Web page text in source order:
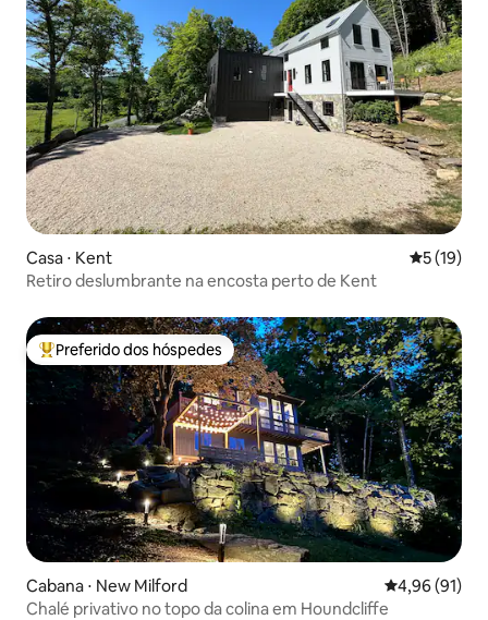
Casa ⋅ Kent 5 de uma
5 (19)
Retiro deslumbrante na encosta perto de Kent
Entre os melhores preferidos dos hóspedes
Preferido dos hóspedes
Cabana ⋅ New Milford 4,96 de uma
4,96 (91)
Chalé privativo no topo da colina em Houndcliffe